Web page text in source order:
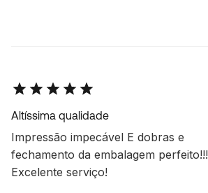
Altíssima qualidade
Impressão impecável E dobras e
fechamento da embalagem perfeito!!!
Excelente serviço!